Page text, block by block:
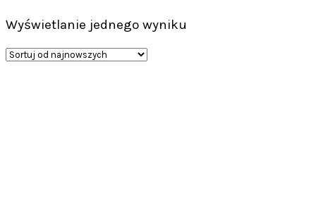
Wyświetlanie jednego wyniku